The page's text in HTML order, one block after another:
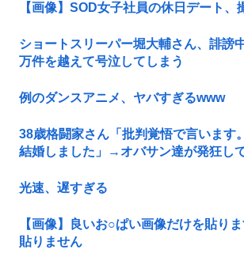
【画像】SOD女子社員の休日デート、
ショートスリーパー堀大輔さん、誹謗
万件を越えて号泣してしまう
例のダンスアニメ、ヤバすぎるwww
38歳格闘家さん「批判覚悟で言います
結婚しました」→オバサン達が発狂し
光速、遅すぎる
【画像】良いお○ぱい画像だけを貼り
貼りません